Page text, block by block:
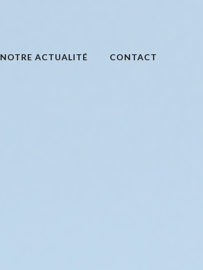
NOTRE ACTUALITÉ CONTACT